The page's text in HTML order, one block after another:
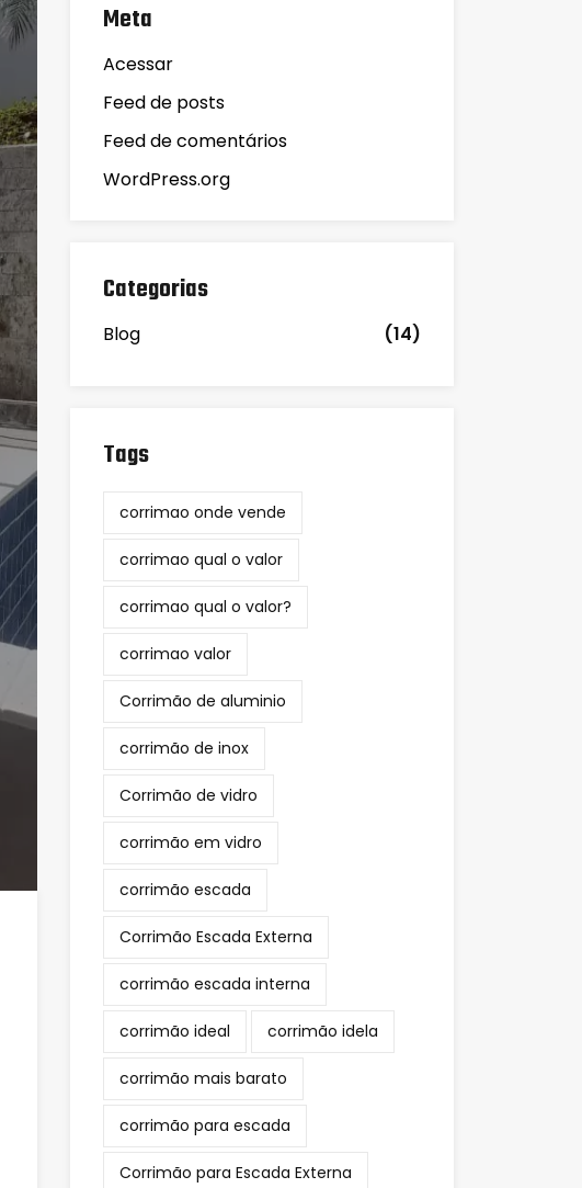
Meta
Acessar
Feed de posts
Feed de comentários
WordPress.org
Categorias
Blog (14)
Tags
corrimao onde vende
corrimao qual o valor
corrimao qual o valor?
corrimao valor
Corrimão de aluminio
corrimão de inox
Corrimão de vidro
corrimão em vidro
corrimão escada
Corrimão Escada Externa
corrimão escada interna
corrimão ideal corrimão idela
corrimão mais barato
corrimão para escada
Corrimão para Escada Externa